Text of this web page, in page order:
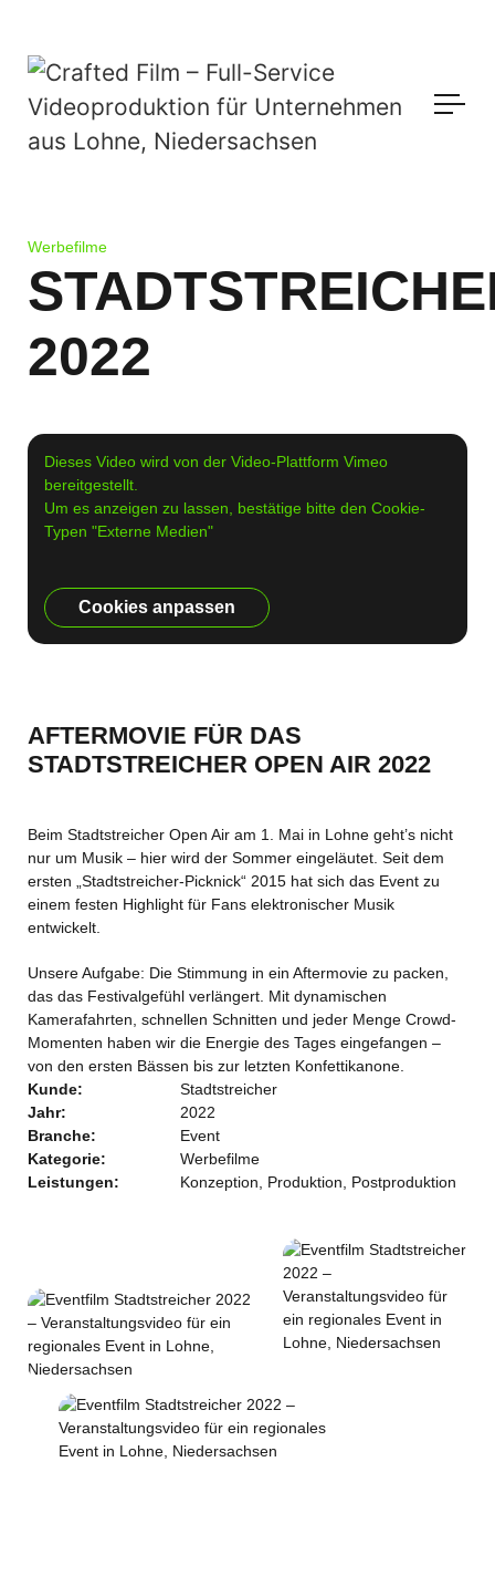
Werbefilme
2022
Dieses Video wird von der Video-Plattform Vimeo
bereitgestellt.
Um es anzeigen zu lassen, bestätige bitte den Cookie-
Typen "Externe Medien"
Cookies anpassen
AFTERMOVIE FÜR DAS
STADTSTREICHER OPEN AIR 2022
Beim Stadtstreicher Open Air am 1. Mai in Lohne geht’s nicht
nur um Musik – hier wird der Sommer eingeläutet. Seit dem
ersten „Stadtstreicher-Picknick“ 2015 hat sich das Event zu
einem festen Highlight für Fans elektronischer Musik
entwickelt.
Unsere Aufgabe: Die Stimmung in ein Aftermovie zu packen,
das das Festivalgefühl verlängert. Mit dynamischen
Kamerafahrten, schnellen Schnitten und jeder Menge Crowd-
Momenten haben wir die Energie des Tages eingefangen –
von den ersten Bässen bis zur letzten Konfettikanone.
Kunde:
Stadtstreicher
Jahr:
2022
Branche:
Event
Kategorie:
Werbefilme
Leistungen:
Konzeption, Produktion, Postproduktion